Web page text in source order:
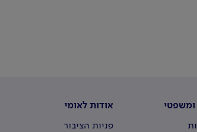
ומשפטי אודות לאומי
פניות הציבור